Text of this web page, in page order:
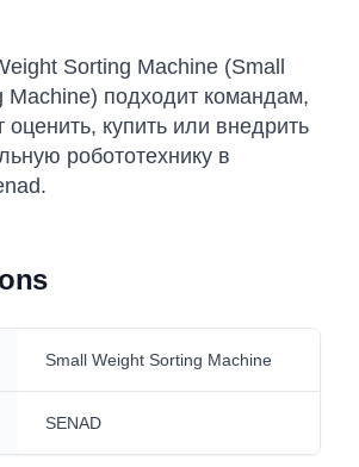
Sorting Machine (Small
Machine) подходит командам,
оценить, купить или внедрить
робототехнику в
Small Weight Sorting Machine
SENAD